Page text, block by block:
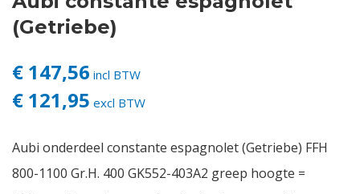
(Getriebe)
€ 147,56 incl BTW
€ 121,95 excl BTW
Aubi onderdeel constante espagnolet (Getriebe) FFH
800-1100 Gr.H. 400 GK552-403A2 greep hoogte =